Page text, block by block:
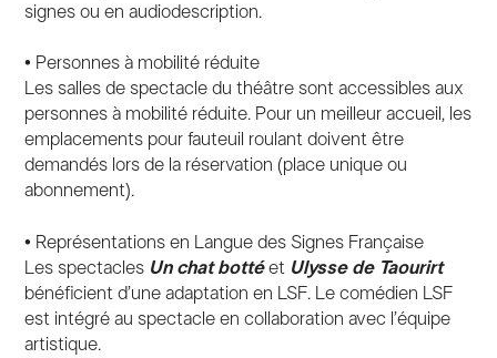
signes ou en audiodescription.
• Personnes à mobilité réduite
Les salles de spectacle du théâtre sont accessibles aux
personnes à mobilité réduite. Pour un meilleur accueil, les
emplacements pour fauteuil roulant doivent être
demandés lors de la réservation (place unique ou
abonnement).
• Représentations en Langue des Signes Française
Les spectacles Un chat bottéet Ulysse de Taourirt
bénéficient d’une adaptation en LSF. Le comédien LSF
est intégré au spectacle en collaboration avec l’équipe
artistique.